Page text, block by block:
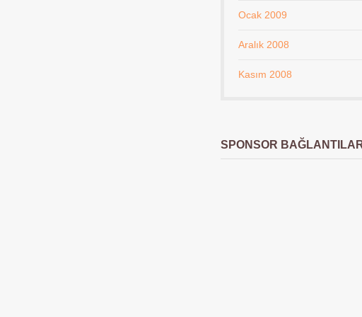
Ocak 2009
Aralık 2008
Kasım 2008
SPONSOR